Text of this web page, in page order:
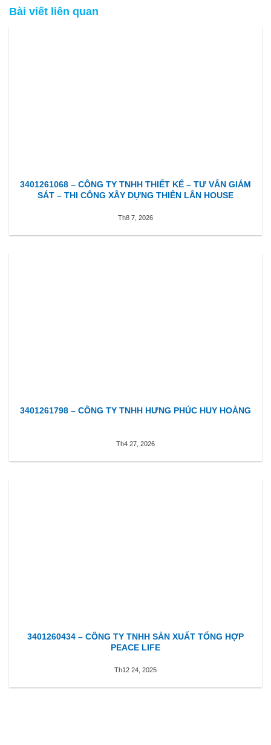
Bài viết liên quan
3401261068 – CÔNG TY TNHH THIẾT KẾ – TƯ VẤN GIÁM
SÁT – THI CÔNG XÂY DỰNG THIÊN LÂN HOUSE
Th8 7, 2026
3401261798 – CÔNG TY TNHH HƯNG PHÚC HUY HOÀNG
Th4 27, 2026
3401260434 – CÔNG TY TNHH SẢN XUẤT TỔNG HỢP
PEACE LIFE
Th12 24, 2025